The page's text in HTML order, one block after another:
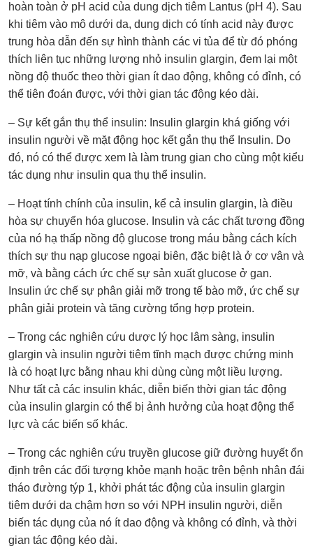
hoàn toàn ở pH acid của dung dịch tiêm Lantus (pH 4). Sau
khi tiêm vào mô dưới da, dung dịch có tính acid này được
trung hòa dẫn đến sự hình thành các vi tủa để từ đó phóng
thích liên tục những lượng nhỏ insulin glargin, đem lại một
nồng độ thuốc theo thời gian ít dao động, không có đỉnh, có
thể tiên đoán được, với thời gian tác động kéo dài.
– Sự kết gắn thụ thể insulin: Insulin glargin khá giống với
insulin người về mặt động học kết gắn thụ thể Insulin. Do
đó, nó có thể được xem là làm trung gian cho cùng một kiểu
tác dụng như insulin qua thụ thể insulin.
– Hoạt tính chính của insulin, kể cả insulin glargin, là điều
hòa sự chuyển hóa glucose. Insulin và các chất tương đồng
của nó hạ thấp nồng độ glucose trong máu bằng cách kích
thích sự thu nạp glucose ngoại biên, đặc biệt là ở cơ vân và
mỡ, và bằng cách ức chế sự sản xuất glucose ở gan.
Insulin ức chế sự phân giải mỡ trong tế bào mỡ, ức chế sự
phân giải protein và tăng cường tổng hợp protein.
– Trong các nghiên cứu dược lý học lâm sàng, insulin
glargin và insulin người tiêm tĩnh mạch được chứng minh
là có hoạt lực bằng nhau khi dùng cùng một liều lượng.
Như tất cả các insulin khác, diễn biến thời gian tác động
của insulin glargin có thể bị ảnh hưởng của hoạt động thể
lực và các biến số khác.
– Trong các nghiên cứu truyền glucose giữ đường huyết ổn
định trên các đối tượng khỏe mạnh hoặc trên bệnh nhân đái
tháo đường týp 1, khởi phát tác động của insulin glargin
tiêm dưới da chậm hơn so với NPH insulin người, diễn
biến tác dụng của nó ít dao động và không có đỉnh, và thời
gian tác động kéo dài.